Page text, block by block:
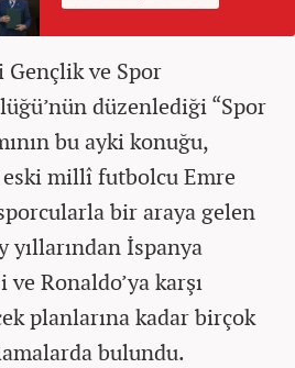
Gençlik ve Spor
düzenlediği “Spor
bu ayki konuğu,
millî futbolcu Emre
bir araya gelen
yıllarından İspanya
Ronaldo’ya karşı
planlarına kadar birçok
bulundu.